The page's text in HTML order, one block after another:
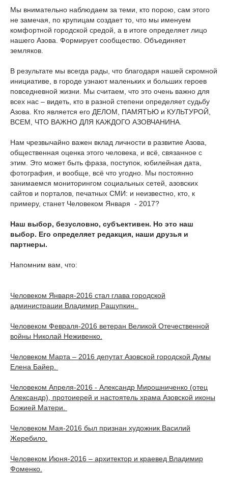
Мы внимательно наблюдаем за теми, кто порою, сам этого
не замечая, по крупицам создает то, что мы именуем
комфортной городской средой, а в итоге определяет лицо
нашего Азова. Формирует сообщество. Объединяет
земляков.
В результате мы всегда рады, что благодаря нашей скромной
инициативе, в городе узнают маленьких и больших героев
повседневной жизни. Мы считаем, что это очень важно для
всех нас – видеть, кто в разной степени определяет судьбу
Азова. Кто является его ДЕЛОМ, ПАМЯТЬЮ и КУЛЬТУРОЙ,
ВСЕМ, ЧТО ВАЖНО ДЛЯ КАЖДОГО АЗОВЧАНИНА.
Нам чрезвычайно важен вклад личности в развитие Азова,
общественная оценка этого человека, и всё, связанное с
этим. Это может быть фраза, поступок, юбилейная дата,
фотография, и вообще, всё что угодно. Мы постоянно
занимаемся мониторингом социальных сетей, азовских
сайтов и порталов, печатных СМИ: и неизвестно, кто, к
примеру, станет Человеком Января - 2017?
Наш выбор, безусловно, субъективен. Но это наш
выбор. Его определяет редакция, наши друзья и
партнеры.
Напомним вам, что:
Человеком Января-2016 стал глава городской
администрации Владимир Ращупкин.
Человеком Февраля-2016 ветеран Великой Отечественной
войны Николай Неживенко.
Человеком Марта – 2016 депутат Азовской городской Думы
Елена Байер.
Человеком Апреля-2016 - Александр Мирошниченко (отец
Александр), протоиерей и настоятель храма Азовской иконы
Божией Матери.
Человеком Мая-2016 был признан художник Василий
Жеребило.
Человеком Июня-2016 – архитектор и краевед Владимир
Фоменко.